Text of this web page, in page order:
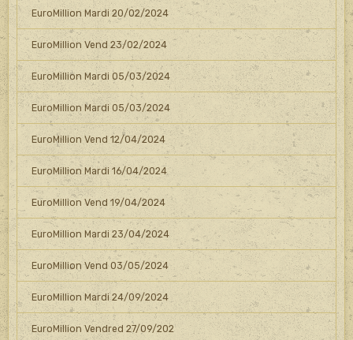
EuroMillion Mardi 20/02/2024
EuroMillion Vend 23/02/2024
EuroMillion Mardi 05/03/2024
EuroMillion Mardi 05/03/2024
EuroMillion Vend 12/04/2024
EuroMillion Mardi 16/04/2024
EuroMillion Vend 19/04/2024
EuroMillion Mardi 23/04/2024
EuroMillion Vend 03/05/2024
EuroMillion Mardi 24/09/2024
EuroMillion Vendred 27/09/202